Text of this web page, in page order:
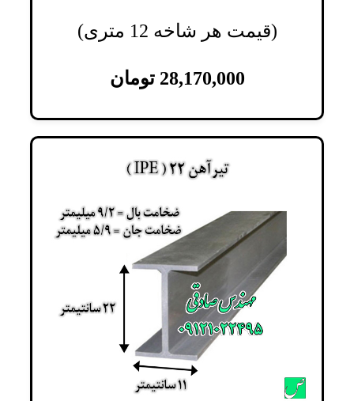
(قیمت هر شاخه 12 متری)
28,170,000 تومان